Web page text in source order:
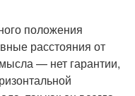
положения
расстояния от
— нет гарантии,